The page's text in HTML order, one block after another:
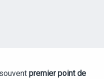
premier point de